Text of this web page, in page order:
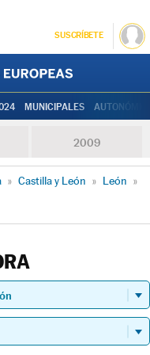
SUSCRÍBETE
MUNICIPALES
2009
» Castilla y León » León »